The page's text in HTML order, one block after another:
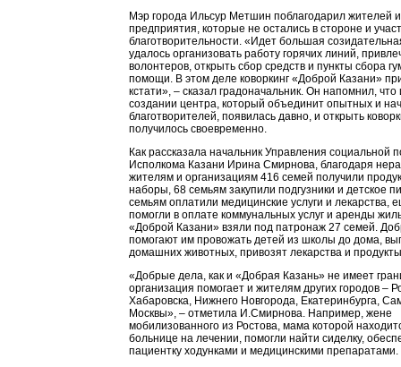
Мэр города Ильсур Метшин поблагодарил жителей и
предприятия, которые не остались в стороне и
благотворительности. «Идет большая
удалось организовать работу горячих линий,
волонтеров, открыть сбор средств и пункты сбора
помощи. В этом деле коворкинг «Доброй Казани»
кстати», – сказал градоначальник. Он напомнил, что
создании центра, который объединит опытных и
благотворителей, появилась давно, и открыть
получилось своевременно.
Как рассказала начальник Управления социальной
Исполкома Казани Ирина Смирнова, благодаря
жителям и организациям 416 семей получили
наборы, 68 семьям закупили подгузники и детское
семьям оплатили медицинские услуги и лекарства,
помогли в оплате коммунальных услуг и аренды
«Доброй Казани» взяли под патронаж 27 семей.
помогают им провожать детей из школы до дома,
домашних животных, привозят лекарства и
«Добрые дела, как и «Добрая Казань» не имеет
организация помогает и жителям других городов –
Хабаровска, Нижнего Новгорода, Екатеринбурга,
Москвы», – отметила И.Смирнова. Например, жене
мобилизованного из Ростова, мама которой
больнице на лечении, помогли найти сиделку,
пациентку ходунками и медицинскими препаратами.